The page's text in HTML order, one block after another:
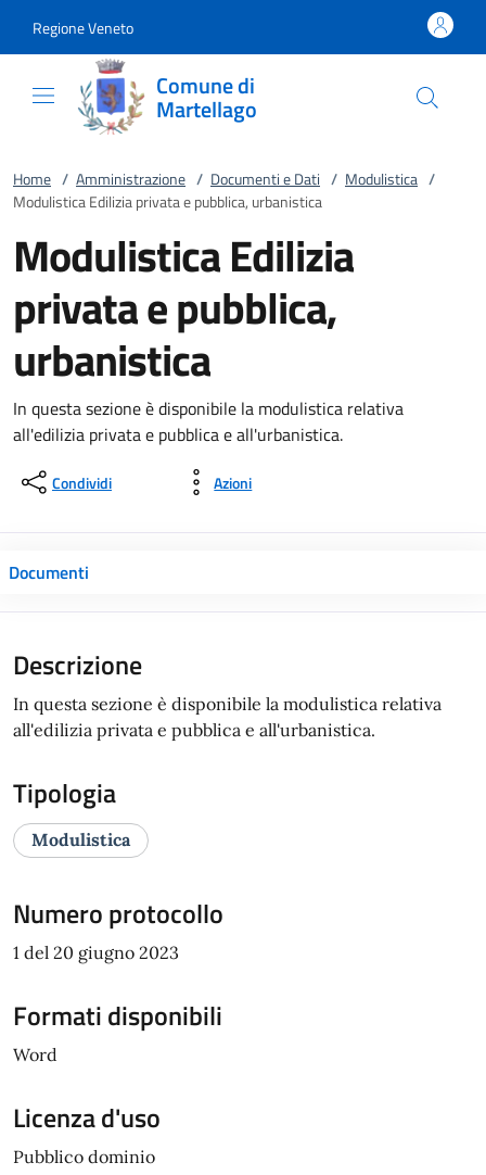
Regione Veneto
Comune di
Martellago
Home / Amministrazione / Documenti e Dati / Modulistica /
Modulistica Edilizia privata e pubblica, urbanistica
Modulistica Edilizia
privata e pubblica,
urbanistica
In questa sezione è disponibile la modulistica relativa
all'edilizia privata e pubblica e all'urbanistica.
Condividi Azioni
Documenti
Descrizione
In questa sezione è disponibile la modulistica relativa
all'edilizia privata e pubblica e all'urbanistica.
Tipologia
Modulistica
Numero protocollo
1 del 20 giugno 2023
Formati disponibili
Word
Licenza d'uso
Pubblico dominio